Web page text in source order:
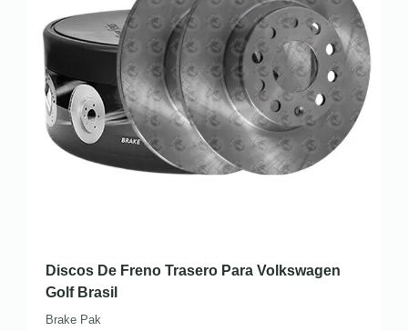
Discos De Freno Trasero Para Volkswagen
Golf Brasil
Brake Pak